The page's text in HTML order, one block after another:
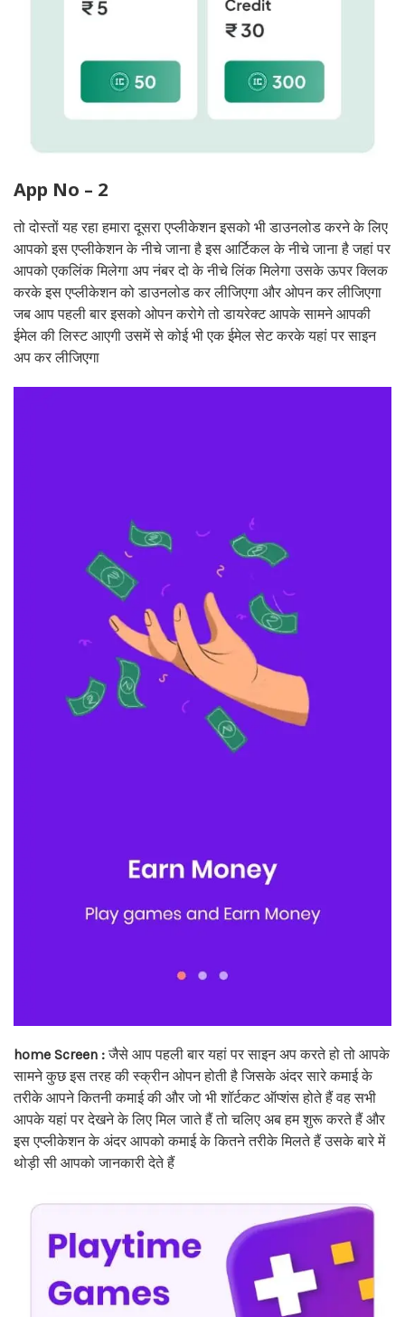
App No – 2
तो दोस्तों यह रहा हमारा दूसरा एप्लीकेशन इसको भी डाउनलोड करने के लिए
आपको इस एप्लीकेशन के नीचे जाना है इस आर्टिकल के नीचे जाना है जहां पर
आपको एकलिंक मिलेगा अप नंबर दो के नीचे लिंक मिलेगा उसके ऊपर क्लिक
करके इस एप्लीकेशन को डाउनलोड कर लीजिएगा और ओपन कर लीजिएगा
जब आप पहली बार इसको ओपन करोगे तो डायरेक्ट आपके सामने आपकी
ईमेल की लिस्ट आएगी उसमें से कोई भी एक ईमेल सेट करके यहां पर साइन
अप कर लीजिएगा
home Screen :जैसे आप पहली बार यहां पर साइन अप करते हो तो आपके
सामने कुछ इस तरह की स्क्रीन ओपन होती है जिसके अंदर सारे कमाई के
तरीके आपने कितनी कमाई की और जो भी शॉर्टकट ऑप्शंस होते हैं वह सभी
आपके यहां पर देखने के लिए मिल जाते हैं तो चलिए अब हम शुरू करते हैं और
इस एप्लीकेशन के अंदर आपको कमाई के कितने तरीके मिलते हैं उसके बारे में
थोड़ी सी आपको जानकारी देते हैं